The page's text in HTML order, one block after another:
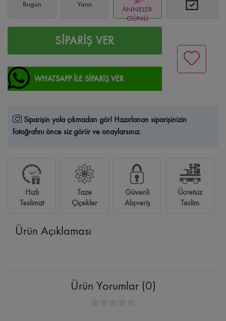
Bugün Yarın
ANNELER
GÜNÜ
SİPARİŞ VER
WHATSAPP İLE SİPARİŞ VER
Siparişin yola çıkmadan gör! Hazırlanan siparişinizin
fotoğrafını önce siz görür ve onaylarsınız.
Hızlı
Teslimat
Taze
Çiçekler
Güvenli
Alışveriş
Ücretsiz
Teslim
Ürün Açıklaması
Ürün Yorumlar (0)